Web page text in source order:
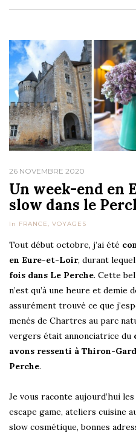
26 NOVEMBRE 2020
Un week-end en
slow dans le
In FRANCE, VOYAGES
Tout début octobre, j’ai été
en Eure-et-Loir, durant
fois dans Le Perche. Cette
n’est qu’à une heure et demie
assurément trouvé ce que
menés de Chartres au parc
vergers était annonciatrice du
avons ressenti à Thiron-
Perche.
Je vous raconte aujourd’hui
escape game, ateliers cuisine
slow cosmétique, bonnes